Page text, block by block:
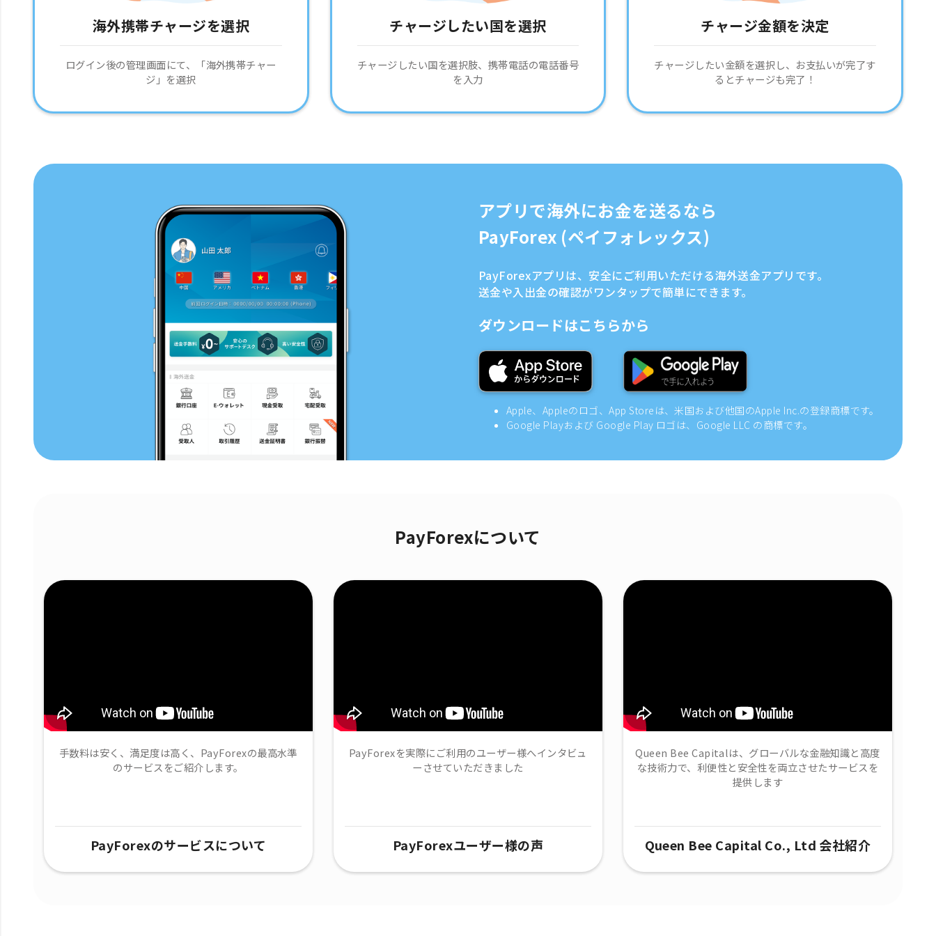
海外携帯チャージを選択
ログイン後の管理画面にて、「海外携帯チャー
ジ」を選択
チャージしたい国を選択
チャージしたい国を選択肢、携帯電話の電話番号
を入力
チャージ金額を決定
チャージしたい金額を選択し、お支払いが完了す
るとチャージも完了！
アプリで海外にお金を送るなら
PayForex (ペイフォレックス)
PayForexアプリは、安全にご利用いただける海外送金アプリです。
送金や入出金の確認がワンタップで簡単にできます。
ダウンロードはこちらから
Apple、Appleのロゴ、App Storeは、米国および他国のApple Inc.の登録商標です。
Google Playおよび Google Play ロゴは、Google LLC の商標です。
PayForexについて
手数料は安く、満足度は高く、PayForexの最高水準
のサービスをご紹介します。
PayForexのサービスについて
PayForexを実際にご利用のユーザー様へインタビュ
ーさせていただきました
PayForexユーザー様の声​
Queen Bee Capitalは、グローバルな金融知識と高度
な技術力で、​利便性と安全性を両立させたサービスを
提供します
Queen Bee Capital Co., Ltd 会社紹介